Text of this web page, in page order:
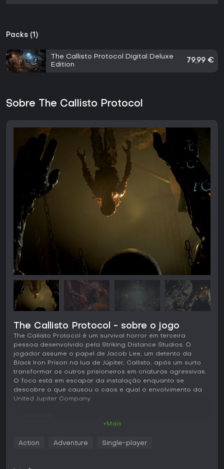
Packs (1)
The Callisto Protocol Digital Deluxe
Edition
79,99 €
Sobre The Callisto Protocol
The Callisto Protocol - sobre o jogo
The Callisto Protocol é um survival horror em terceira
pessoa desenvolvido pela Striking Distance Studios. O
jogador assume o papel de Jacob Lee, um detento da
Black Iron Prison na lua de Júpiter, Callisto, após um surto
transformar os outros prisioneiros em criaturas agressivas.
O foco está em escapar da instalação enquanto se
descobre o que causou o caos e qual o envolvimento da
United Jupiter Company.
para golpear e desmembrar inimigos, exigindo precisão
+Mais
Action Adventure Single-player